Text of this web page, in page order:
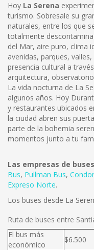
Hoy La Serena
turismo. Sobresale su
naturales, entre los que
totalmente
del Mar, aire puro, clima
avenidas, parques,
presencia cultural a
arquitectura,
La vida nocturna de La
algunos años. Hoy
y restaurantes ubicados
la ciudad abren sus
parte de la bohemia
momentos junto a tu
Las empresas de buses
Bus, Pullman Bus,
Expreso Norte.
Los buses desde La
Ruta de buses entre
El bus más
económico
$6.500